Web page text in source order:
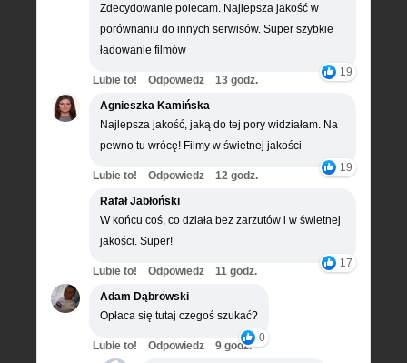
Zdecydowanie polecam. Najlepsza jakość w
porównaniu do innych serwisów. Super szybkie
ładowanie filmów
19
Lubie to! Odpowiedz
13 godz.
Agnieszka Kamińska
Najlepsza jakość, jaką do tej pory widziałam. Na
pewno tu wrócę! Filmy w świetnej jakości
19
Lubie to! Odpowiedz
12 godz.
Rafał Jabłoński
W końcu coś, co działa bez zarzutów i w świetnej
jakości. Super!
17
Lubie to! Odpowiedz
11 godz.
Adam Dąbrowski
Opłaca się tutaj czegoś szukać?
0
Lubie to! Odpowiedz
9 godz.